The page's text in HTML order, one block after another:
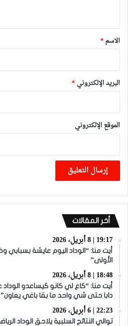
*
الاسم *
البريد الإلكتروني *
الموقع الإلكتروني
أخر المقالات
19:17 | 8 أبريل، 2026
الأولى”
18:48 | 8 أبريل، 2026
أيت منا: “كاع لي كانو كيساعدو
دابا حتى شي واحد ما بقا باغي يعاون”
22:23 | 6 أبريل، 2026
توالي النتائج السلبية يلاحق الوداد